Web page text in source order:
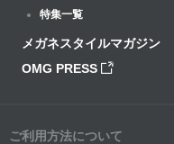
特集一覧
メガネスタイルマガジン
OMG PRESS
ご利用方法について